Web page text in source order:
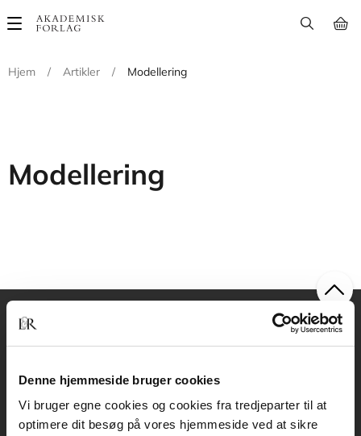
Denne hjemmeside bruger cookies
Vi bruger egne cookies og cookies fra tredjeparter til at
optimere dit besøg på vores hjemmeside ved at sikre
Main
Hjem
/ Artikler / Modellering
Modellering
Akademisk Forlag
1120 København K
CVR 76351910